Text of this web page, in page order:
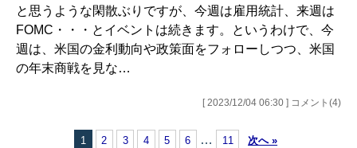
と思うような閑散ぶりですが、今週は雇用統計、来週は
FOMC・・・とイベントは続きます。というわけで、今
週は、米国の金利動向や政策面をフォローしつつ、米国
の年末商戦を見な…
[ 2023/12/04 06:30 ] コメント(4)
1 2 3 4 5 6 … 11 次へ »